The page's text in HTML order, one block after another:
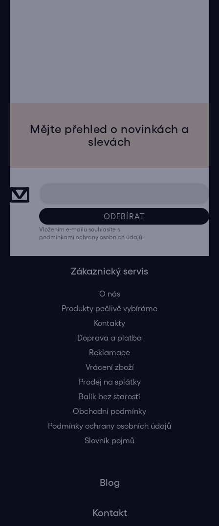
Mějte přehled o novinkách a
slevách
ODEBÍRAT
Vložením e-mailu souhlasíte s
podmínkami ochrany osobních údajů
Zákaznický servis
O nás
Produkty pečlivě vybíráme
Kontakty
Doprava a platba
Reklamace
Vrácení zboží
Prodej na splátky
Balík bez starostí
Obchodní podmínky
Podmínky ochrany osobních údajů
Slovník pojmů
Blog
Kontakt